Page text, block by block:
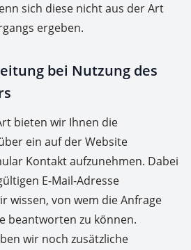
sich diese nicht aus der Art
ergeben.
bei Nutzung des
bieten wir Ihnen die
ein auf der Website
Kontakt aufzunehmen. Dabei
E-Mail-Adresse
wissen, von wem die Anfrage
beantworten zu können.
wir noch zusätzliche